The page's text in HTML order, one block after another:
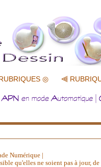
◎ ⫷
Numérique |
qu'elles ne soient pas à jour,